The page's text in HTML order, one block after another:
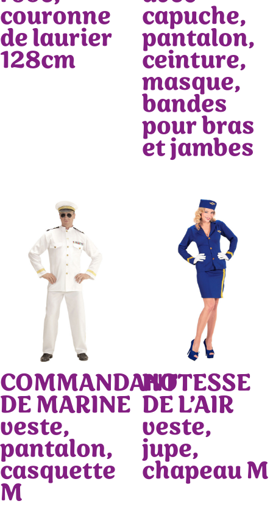
couronne
de laurier
128cm
capuche,
pantalon,
ceinture,
masque,
bandes
pour bras
et jambes
COMMANDANT
DE MARINE
veste,
pantalon,
casquette
M
HOTESSE
DE L’AIR
veste,
jupe,
chapeau M